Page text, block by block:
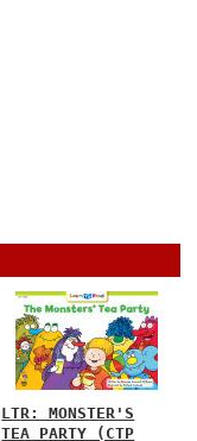
LTR: MONSTER'S
TEA PARTY (CTP